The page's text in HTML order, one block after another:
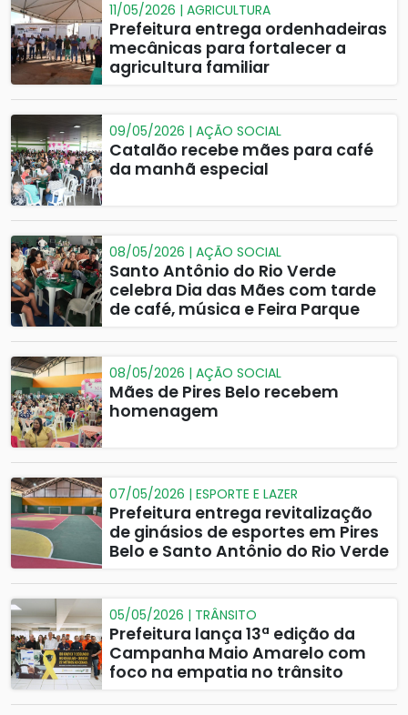
11/05/2026 | AGRICULTURA
Prefeitura entrega ordenhadeiras
mecânicas para fortalecer a
agricultura familiar
09/05/2026 | AÇÃO SOCIAL
Catalão recebe mães para café
da manhã especial
08/05/2026 | AÇÃO SOCIAL
Santo Antônio do Rio Verde
celebra Dia das Mães com tarde
de café, música e Feira Parque
08/05/2026 | AÇÃO SOCIAL
Mães de Pires Belo recebem
homenagem
07/05/2026 | ESPORTE E LAZER
Prefeitura entrega revitalização
de ginásios de esportes em Pires
Belo e Santo Antônio do Rio Verde
05/05/2026 | TRÂNSITO
Prefeitura lança 13ª edição da
Campanha Maio Amarelo com
foco na empatia no trânsito